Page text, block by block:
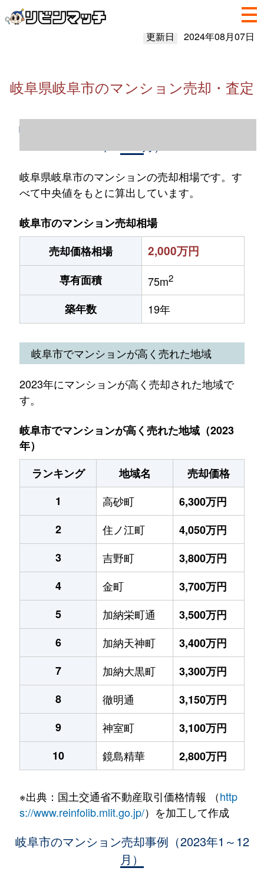
更新日 2024年08月07日
岐阜県岐阜市のマンション売却・査定
岐阜県岐阜市のマンション売却情報（2023
岐阜県岐阜市のマンションの売却相場です。す
べて中央値をもとに算出しています。
岐阜市のマンション売却相場
売却価格相場
2,000万円
専有面積 75m2
築年数 19年
岐阜市でマンションが高く売れた地域
2023年にマンションが高く売却された地域で
す。
岐阜市でマンションが高く売れた地域（2023
年）
ランキング
地域名
売却価格
1
高砂町
6,300万円
2
住ノ江町
4,050万円
3
吉野町
3,800万円
4
金町
3,700万円
5
加納栄町通
3,500万円
6
加納天神町
3,400万円
7
加納大黒町
3,300万円
8
徹明通
3,150万円
9
神室町
3,100万円
10
鏡島精華 2,800万円
※出典：国土交通省不動産取引価格情報 （http
s://www.reinfolib.mlit.go.jp/）を加工して作成
岐阜市のマンション売却事例（2023年1～12
月）